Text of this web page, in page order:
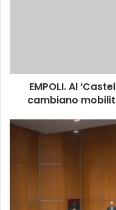
l
s
EMPOLI. Al
cambiano
𝐏